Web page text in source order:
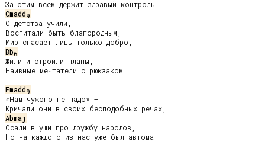
Cmadd9
С детства учили,
Воспитали быть благородным,
Bb6
Жили и строили планы,
Наивные мечтатели с рюкзаком.
Fmadd9
«Нам чужого не надо» –
Abmaj
Ссали в уши про дружбу народов,